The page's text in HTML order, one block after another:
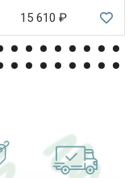
15 610 ₽